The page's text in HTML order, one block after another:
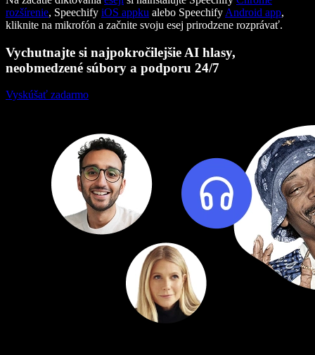
rozšírenie, Speechify iOS appku alebo Speechify Android app,
kliknite na mikrofón a začnite svoju esej prirodzene rozprávať.
Vychutnajte si najpokročilejšie AI hlasy,
neobmedzené súbory a podporu 24/7
Vyskúšať zadarmo